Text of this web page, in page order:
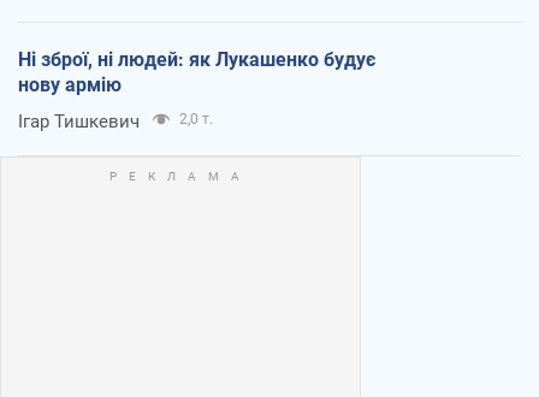
Ні зброї, ні людей: як Лукашенко будує
нову армію
Ігар Тишкевич 2,0 т.